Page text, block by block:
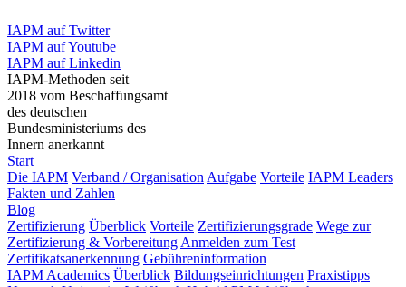
IAPM auf Twitter
IAPM auf Youtube
IAPM auf Linkedin
IAPM-Methoden seit
2018 vom Beschaffungsamt
des deutschen
Bundesministeriums des
Innern anerkannt
Start
Die IAPM Verband / Organisation Aufgabe Vorteile IAPM Leaders
Fakten und Zahlen
Blog
Zertifizierung Überblick Vorteile Zertifizierungsgrade Wege zur
Zertifizierung & Vorbereitung Anmelden zum Test
Zertifikatsanerkennung Gebühreninformation
IAPM Academics Überblick Bildungseinrichtungen Praxistipps